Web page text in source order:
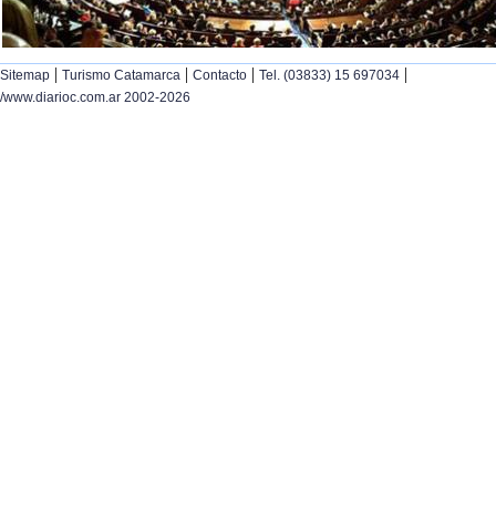
Sitemap | Turismo Catamarca | Contacto | Tel. (03833) 15 697034 |
/www.diarioc.com.ar 2002-2026